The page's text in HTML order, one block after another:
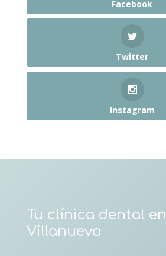
Facebook
Twitter
Instagram
Tu clínica dental en
Villanueva